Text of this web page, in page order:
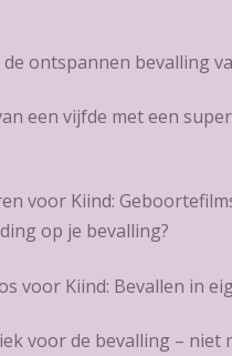
de ontspannen bevalling
een vijfde met een
voor Kiind:
op je bevalling?
voor Kiind: Bevallen in
voor de bevalling – niet